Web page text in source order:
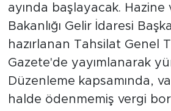
ayında başlayacak. Hazine
Bakanlığı Gelir İdaresi
hazırlanan Tahsilat Genel
Gazete'de yayımlanarak
Düzenleme kapsamında,
halde ödenmemiş vergi